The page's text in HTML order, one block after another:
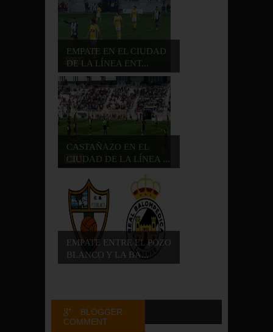
EMPATE EN EL CIUDAD
DE LA LÍNEA ENT...
CASTAÑAZO EN EL
CIUDAD DE LA LÍNEA ...
EMPATE ENTRE EL POZO
BLANCO Y LA BA...
BLOGGER
COMMENT